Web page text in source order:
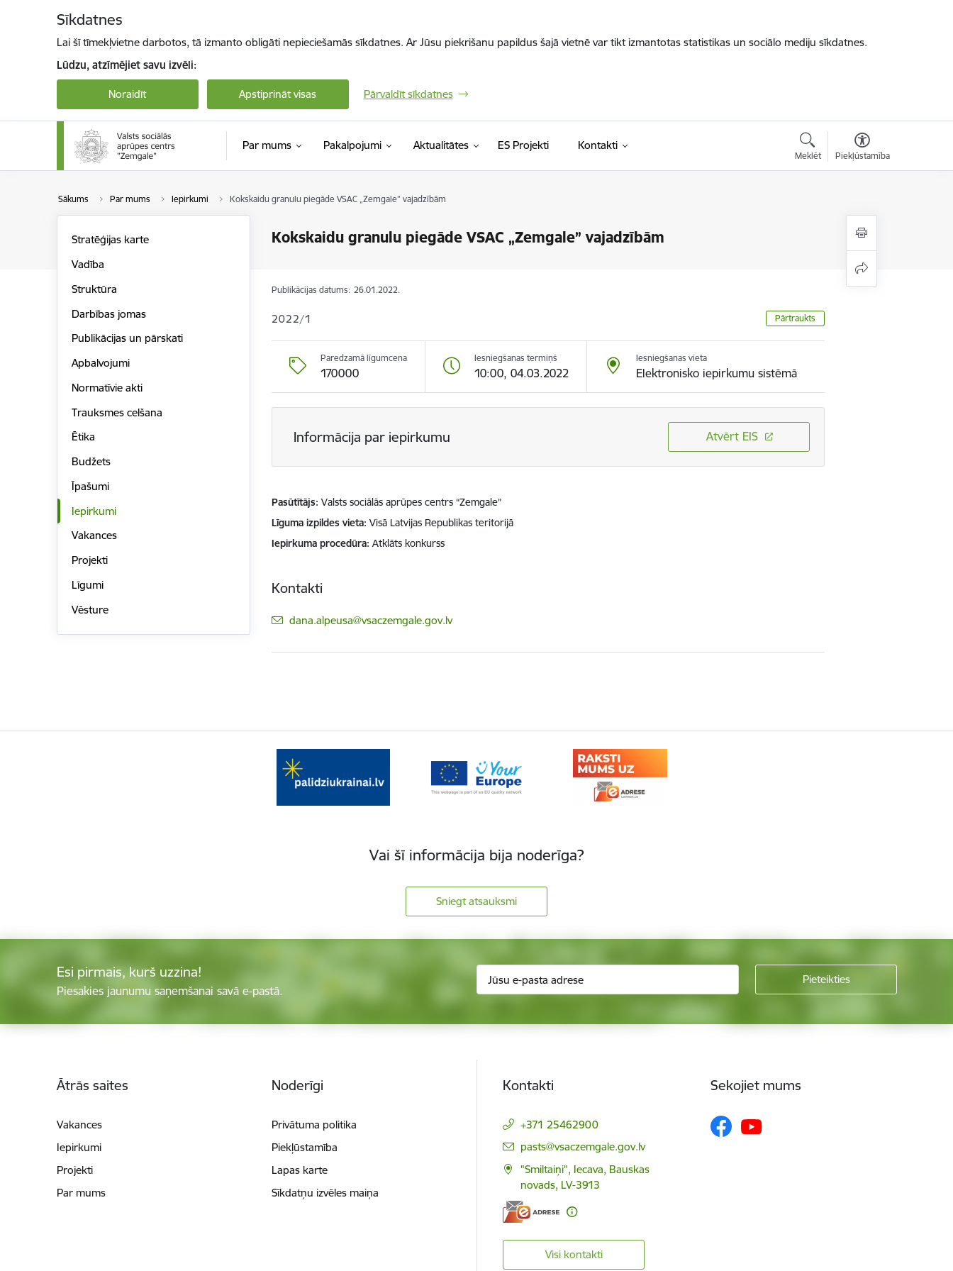
Sīkdatnes
Lai šī tīmekļvietne darbotos, tā izmanto obligāti nepieciešamās sīkdatnes. Ar Jūsu piekrišanu papildus šajā vietnē var tikt izmantotas statistikas un sociālo mediju sīkdatnes.
Lūdzu, atzīmējiet savu izvēli:
Noraidīt Apstiprināt visas Pārvaldīt sīkdatnes
Par mums Pakalpojumi Aktualitātes ES Projekti Kontakti
Meklēt Piekļūstamība
Sākums Par mums Iepirkumi Kokskaidu granulu piegāde VSAC „Zemgale” vajadzībām
Kokskaidu granulu piegāde VSAC „Zemgale” vajadzībām
Stratēģijas karte
Vadība
Struktūra
Darbības jomas
Publikācijas un pārskati
Apbalvojumi
Normatīvie akti
Trauksmes celšana
Ētika
Budžets
Īpašumi
Iepirkumi
Vakances
Projekti
Līgumi
Vēsture
Publikācijas datums: 26.01.2022.
2022/1 Pārtraukts
Paredzamā līgumcena
170000
Iesniegšanas termiņš
10:00, 04.03.2022
Iesniegšanas vieta
Elektronisko iepirkumu sistēmā
Informācija par iepirkumu Atvērt EIS
Pasūtītājs Valsts sociālās aprūpes centrs “Zemgale”
Līguma izpildes vieta Visā Latvijas Republikas teritorijā
Iepirkuma procedūra Atklāts konkurss
Kontakti
E-pasts:
dana.alpeusa@vsaczemgale.gov.lv
Vai šī informācija bija noderīga?
Sniegt atsauksmi
Esi pirmais, kurš uzzina!
Piesakies jaunumu saņemšanai savā e-pastā.
Ātrās saites
Vakances
Iepirkumi
Projekti
Par mums
Noderīgi
Privātuma politika
Piekļūstamība
Lapas karte
Sīkdatņu izvēles maiņa
Kontakti
+371 25462900
E-pasts:
pasts@vsaczemgale.gov.lv
"Smiltaiņi", Iecava, Bauskas
novads, LV-3913
Visi kontakti
Sekojiet mums